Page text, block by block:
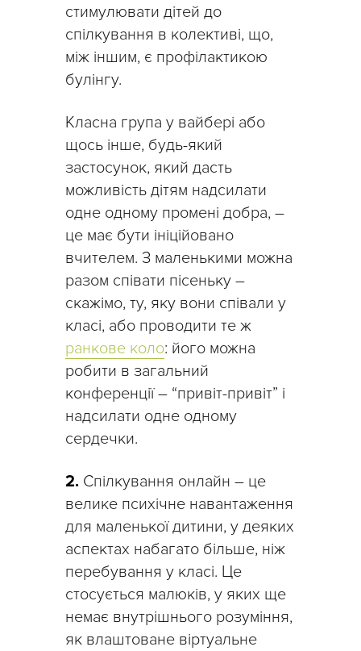
стимулювати дітей до
спілкування в колективі, що,
між іншим, є профілактикою
булінгу.
Класна група у вайбері або
щось інше, будь-який
застосунок, який дасть
можливість дітям надсилати
одне одному промені добра, –
це має бути ініційовано
вчителем. З маленькими можна
разом співати пісеньку –
скажімо, ту, яку вони співали у
класі, або проводити те ж
ранкове коло: його можна
робити в загальний
конференції – “привіт-привіт” і
надсилати одне одному
сердечки.
2. Спілкування онлайн – це
велике психічне навантаження
для маленької дитини, у деяких
аспектах набагато більше, ніж
перебування у класі. Це
стосується малюків, у яких ще
немає внутрішнього розуміння,
як влаштоване віртуальне